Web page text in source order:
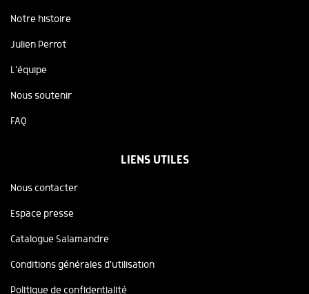
Notre histoire
Julien Perrot
L'équipe
Nous soutenir
FAQ
LIENS UTILES
Nous contacter
Espace presse
Catalogue Salamandre
Conditions générales d'utilisation
Politique de confidentialité